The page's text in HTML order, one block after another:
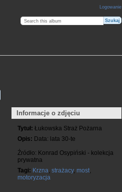
Logowanie
Informacje o zdjęciu
Tytuł: Łukowska Straż Pożarna
Opis: Data: lata 30-te
Źródło: Konrad Osypiński - kolekcja
prywatna
Tagi: Krzna strażacy, most,
motoryzacja